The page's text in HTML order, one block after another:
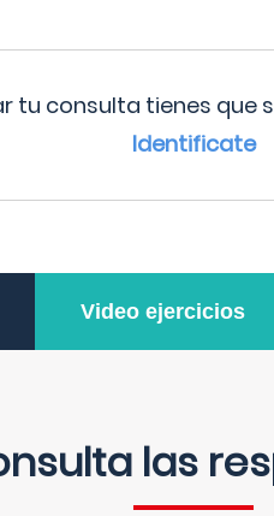
tu consulta tienes que
Identificate
Video ejercicios
las